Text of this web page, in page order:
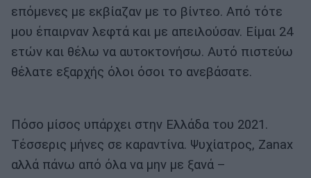
επόμενες με εκβίαζαν με το βίντεο. Από τότε
μου έπαιρναν λεφτά και με απειλούσαν. Είμαι 24
ετών και θέλω να αυτοκτονήσω. Αυτό πιστεύω
θέλατε εξαρχής όλοι όσοι το ανεβάσατε.
Πόσο μίσος υπάρχει στην Ελλάδα του 2021.
Τέσσερις μήνες σε καραντίνα. Ψυχίατρος, Zanax
αλλά πάνω από όλα να μην με ξανά –